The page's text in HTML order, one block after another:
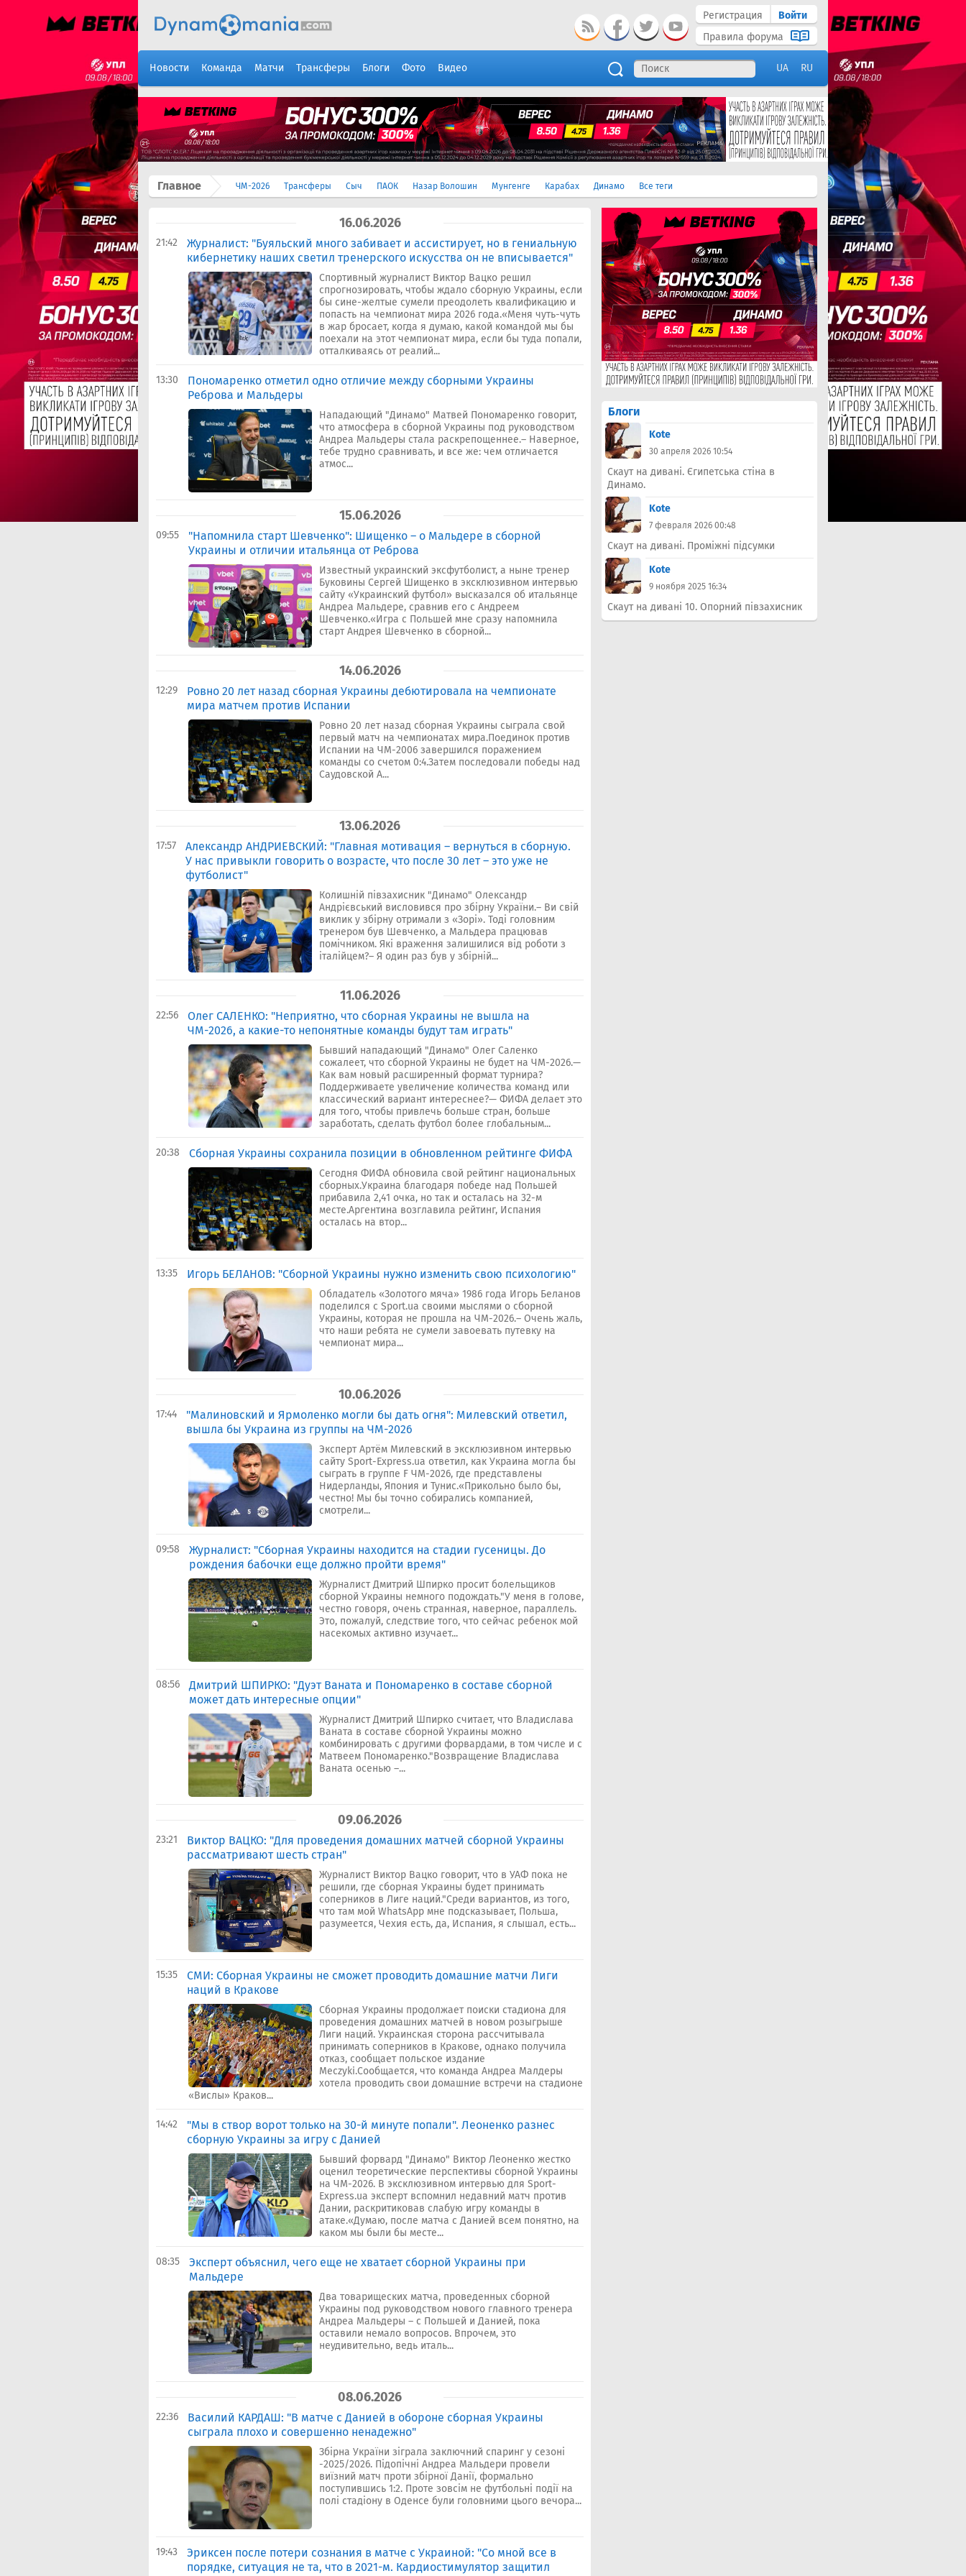
Регистрация
Войти
Правила форума
Новости Команда Матчи Трансферы Блоги Фото Видео UA RU
Главное ЧМ-2026 Трансферы Сыч ПАОК Назар Волошин Мунгенге Карабах Динамо Все теги
16.06.2026
21:42
Журналист: "Буяльский много забивает и ассистирует, но в гениальную
кибернетику наших светил тренерского искусства он не вписывается"
Спортивный журналист Виктор Вацко решил
спрогнозировать, чтобы ждало сборную Украины, если
бы сине-желтые сумели преодолеть квалификацию и
попасть на чемпионат мира 2026 года.«Меня чуть-чуть
в жар бросает, когда я думаю, какой командой мы бы
поехали на этот чемпионат мира, если бы туда попали,
отталкиваясь от реалий...
13:30
Пономаренко отметил одно отличие между сборными Украины
Реброва и Мальдеры
Нападающий "Динамо" Матвей Пономаренко говорит,
что атмосфера в сборной Украины под руководством
Андреа Мальдеры стала раскрепощеннее.– Наверное,
тебе трудно сравнивать, и все же: чем отличается
атмос...
15.06.2026
09:55
"‎Напомнила старт Шевченко": Шищенко – о Мальдере в сборной
Украины и отличии итальянца от Реброва
Известный украинский эксфутболист, а ныне тренер
Буковины Сергей Шищенко в эксклюзивном интервью
сайту «Украинский футбол» высказался об итальянце
Андреа Мальдере, сравнив его с Андреем
Шевченко.«Игра с Польшей мне сразу напомнила
старт Андрея Шевченко в сборной...
14.06.2026
12:29
Ровно 20 лет назад сборная Украины дебютировала на чемпионате
мира матчем против Испании
Ровно 20 лет назад сборная Украины сыграла свой
первый матч на чемпионатах мира.Поединок против
Испании на ЧМ-2006 завершился поражением
команды со счетом 0:4.Затем последовали победы над
Саудовской А...
13.06.2026
17:57
Александр АНДРИЕВСКИЙ: "Главная мотивация – вернуться в сборную.
У нас привыкли говорить о возрасте, что после 30 лет – это уже не
футболист"
Колишній півзахисник "Динамо" Олександр
Андрієвський висловився про збірну України.– Ви свій
виклик у збірну отримали з «Зорі». Тоді головним
тренером був Шевченко, а Мальдера працював
помічником. Які враження залишилися від роботи з
італійцем?– Я один раз був у збірній...
11.06.2026
22:56
Олег САЛЕНКО: "Неприятно, что сборная Украины не вышла на
ЧМ-2026, а какие-то непонятные команды будут там играть"
Бывший нападающий "Динамо" Олег Саленко
сожалеет, что сборной Украины не будет на ЧМ-2026.—
Как вам новый расширенный формат турнира?
Поддерживаете увеличение количества команд или
классический вариант интереснее?— ФИФА делает это
для того, чтобы привлечь больше стран, больше
заработать, сделать футбол более глобальным...
20:38 Сборная Украины сохранила позиции в обновленном рейтинге ФИФА
Сегодня ФИФА обновила свой рейтинг национальных
сборных.Украина благодаря победе над Польшей
прибавила 2,41 очка, но так и осталась на 32-м
месте.Аргентина возглавила рейтинг, Испания
осталась на втор...
13:35 Игорь БЕЛАНОВ: "Сборной Украины нужно изменить свою психологию"
Обладатель «Золотого мяча» 1986 года Игорь Беланов
поделился с Sport.ua своими мыслями о сборной
Украины, которая не прошла на ЧМ-2026.– Очень жаль,
что наши ребята не сумели завоевать путевку на
чемпионат мира...
10.06.2026
17:44
"Малиновский и Ярмоленко могли бы дать огня": Милевский ответил,
вышла бы Украина из группы на ЧМ-2026
Эксперт Артём Милевский в эксклюзивном интервью
сайту Sport-Express.ua ответил, как Украина могла бы
сыграть в группе F ЧМ-2026, где представлены
Нидерланды, Япония и Тунис.«Прикольно было бы,
честно! Мы бы точно собирались компанией,
смотрели...
09:58
Журналист: "Сборная Украины находится на стадии гусеницы. До
рождения бабочки еще должно пройти время"
Журналист Дмитрий Шпирко просит болельщиков
сборной Украины немного подождать."У меня в голове,
честно говоря, очень странная, наверное, параллель.
Это, пожалуй, следствие того, что сейчас ребенок мой
насекомых активно изучает...
08:56
Дмитрий ШПИРКО: "Дуэт Ваната и Пономаренко в составе сборной
может дать интересные опции"
Журналист Дмитрий Шпирко считает, что Владислава
Ваната в составе сборной Украины можно
комбинировать с другими форвардами, в том числе и с
Матвеем Пономаренко."Возвращение Владислава
Ваната осенью –...
09.06.2026
23:21
Виктор ВАЦКО: "Для проведения домашних матчей сборной Украины
рассматривают шесть стран"
Журналист Виктор Вацко говорит, что в УАФ пока не
решили, где сборная Украины будет принимать
соперников в Лиге наций."Среди вариантов, из того,
что там мой WhatsApp мне подсказывает, Польша,
разумеется, Чехия есть, да, Испания, я слышал, есть...
15:35
СМИ: Сборная Украины не сможет проводить домашние матчи Лиги
наций в Кракове
Сборная Украины продолжает поиски стадиона для
проведения домашних матчей в новом розыгрыше
Лиги наций. Украинская сторона рассчитывала
принимать соперников в Кракове, однако получила
отказ, сообщает польское издание
Meczyki.Сообщается, что команда Андреа Малдеры
хотела проводить свои домашние встречи на стадионе
«Вислы» Краков...
14:42
"Мы в створ ворот только на 30-й минуте попали". Леоненко разнес
сборную Украины за игру с Данией
Бывший форвард "Динамо" Виктор Леоненко жестко
оценил теоретические перспективы сборной Украины
на ЧМ-2026. В эксклюзивном интервью для Sport-
Express.ua эксперт вспомнил недавний матч против
Дании, раскритиковав слабую игру команды в
атаке.«Думаю, после матча с Данией всем понятно, на
каком мы были бы месте...
08:35
Эксперт объяснил, чего еще не хватает сборной Украины при
Мальдере
Два товарищеских матча, проведенных сборной
Украины под руководством нового главного тренера
Андреа Мальдеры – с Польшей и Данией, пока
оставили немало вопросов. Впрочем, это
неудивительно, ведь италь...
08.06.2026
22:36
Василий КАРДАШ: "В матче с Данией в обороне сборная Украины
сыграла плохо и совершенно ненадежно"
Збірна України зіграла заключний спаринг у сезоні
-2025/2026. Підопічні Андреа Мальдери провели
виїзний матч проти збірної Данії, формально
поступившись 1:2. Проте зовсім не футбольні події на
полі стадіону в Оденсе були головними цього вечора...
19:43
Эриксен после потери сознания в матче с Украиной: "Со мной все в
порядке, ситуация не та, что в 2021-м. Кардиостимулятор защитил
Блоги
Kote
30 апреля 2026 10:54
Скаут на дивані. Єгипетська стіна в
Динамо.
Kote
7 февраля 2026 00:48
Скаут на дивані. Проміжні підсумки
Kote
9 ноября 2025 16:34
Скаут на дивані 10. Опорний півзахисник